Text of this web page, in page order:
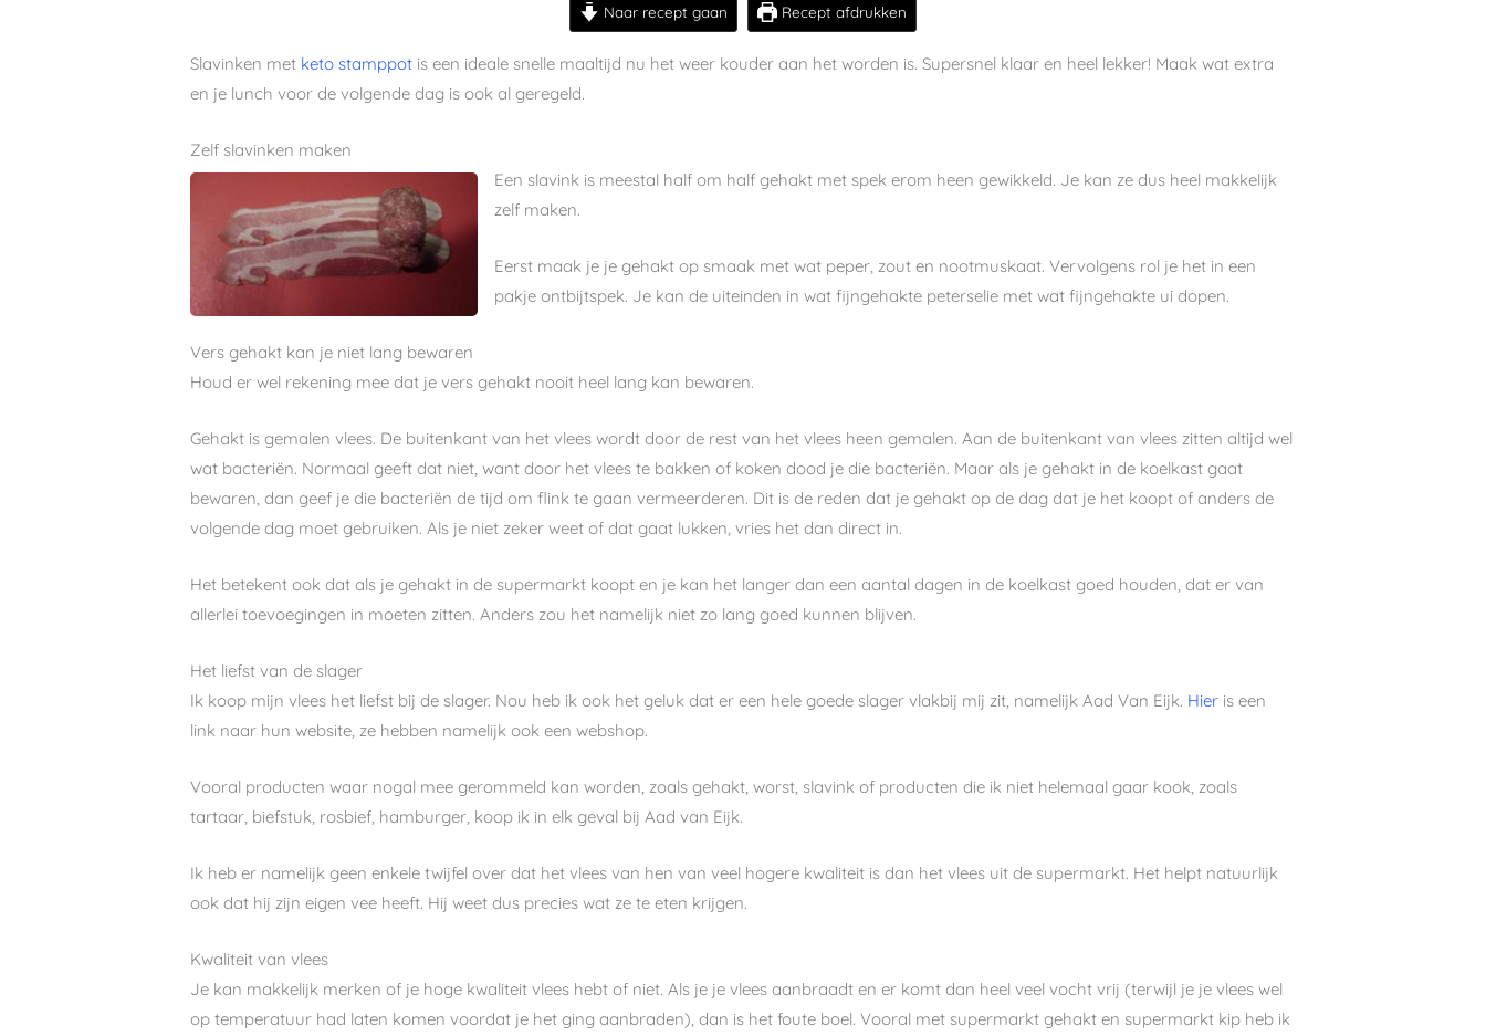
Naar recept gaan Recept afdrukken
Slavinken met keto stamppot is een ideale snelle maaltijd nu het weer kouder aan het worden is. Supersnel klaar en heel lekker! Maak wat extra
en je lunch voor de volgende dag is ook al geregeld.
Zelf slavinken maken
Een slavink is meestal half om half gehakt met spek erom heen gewikkeld. Je kan ze dus heel makkelijk
zelf maken.
Eerst maak je je gehakt op smaak met wat peper, zout en nootmuskaat. Vervolgens rol je het in een
pakje ontbijtspek. Je kan de uiteinden in wat fijngehakte peterselie met wat fijngehakte ui dopen.
Vers gehakt kan je niet lang bewaren
Houd er wel rekening mee dat je vers gehakt nooit heel lang kan bewaren.
Gehakt is gemalen vlees. De buitenkant van het vlees wordt door de rest van het vlees heen gemalen. Aan de buitenkant van vlees zitten altijd wel
wat bacteriën. Normaal geeft dat niet, want door het vlees te bakken of koken dood je die bacteriën. Maar als je gehakt in de koelkast gaat
bewaren, dan geef je die bacteriën de tijd om flink te gaan vermeerderen. Dit is de reden dat je gehakt op de dag dat je het koopt of anders de
volgende dag moet gebruiken. Als je niet zeker weet of dat gaat lukken, vries het dan direct in.
Het betekent ook dat als je gehakt in de supermarkt koopt en je kan het langer dan een aantal dagen in de koelkast goed houden, dat er van
allerlei toevoegingen in moeten zitten. Anders zou het namelijk niet zo lang goed kunnen blijven.
Het liefst van de slager
Ik koop mijn vlees het liefst bij de slager. Nou heb ik ook het geluk dat er een hele goede slager vlakbij mij zit, namelijk Aad Van Eijk. Hier is een
link naar hun website, ze hebben namelijk ook een webshop.
Vooral producten waar nogal mee gerommeld kan worden, zoals gehakt, worst, slavink of producten die ik niet helemaal gaar kook, zoals
tartaar, biefstuk, rosbief, hamburger, koop ik in elk geval bij Aad van Eijk.
Ik heb er namelijk geen enkele twijfel over dat het vlees van hen van veel hogere kwaliteit is dan het vlees uit de supermarkt. Het helpt natuurlijk
ook dat hij zijn eigen vee heeft. Hij weet dus precies wat ze te eten krijgen.
Kwaliteit van vlees
Je kan makkelijk merken of je hoge kwaliteit vlees hebt of niet. Als je je vlees aanbraadt en er komt dan heel veel vocht vrij (terwijl je je vlees wel
op temperatuur had laten komen voordat je het ging aanbraden), dan is het foute boel. Vooral met supermarkt gehakt en supermarkt kip heb ik